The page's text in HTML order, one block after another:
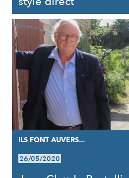
ILS FONT AUVERS...
26/05/2020